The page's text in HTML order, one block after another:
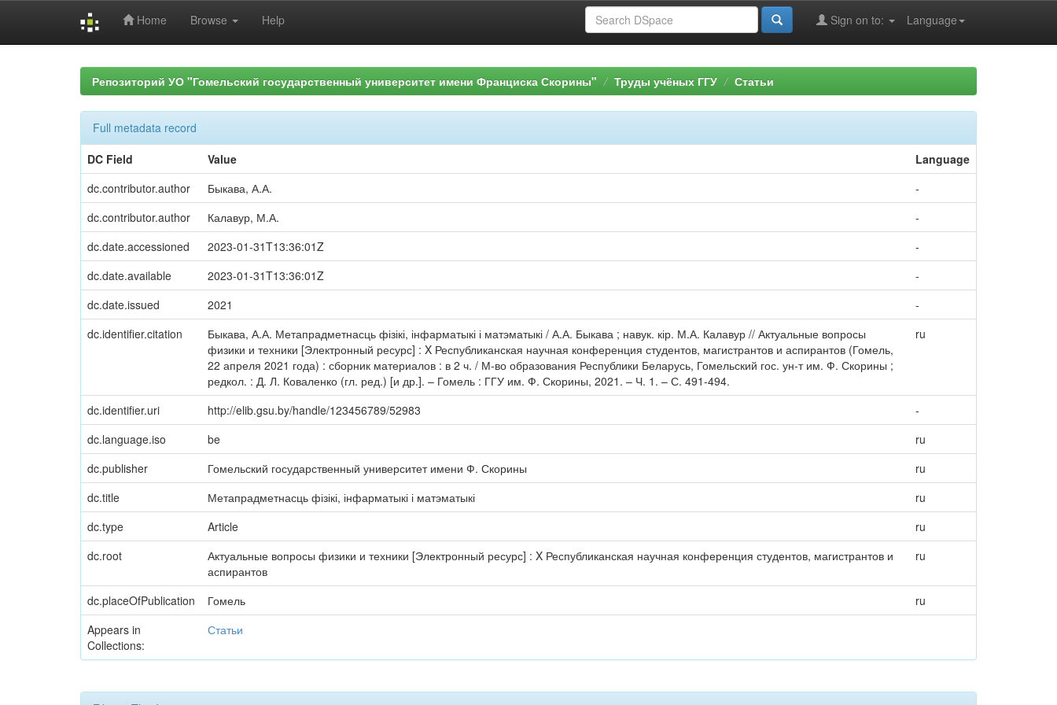
Home Browse Help Language
Sign on to:
Репозиторий УО "Гомельский государственный университет имени Франциска Скорины" Труды учёных ГГУ Статьи
Full metadata record
DC Field
Value
Language
dc.contributor.author
Быкава, А.А.
-
dc.contributor.author
Калавур, М.А.
-
dc.date.accessioned
2023-01-31T13:36:01Z
-
dc.date.available
2023-01-31T13:36:01Z
-
dc.date.issued
2021
-
dc.identifier.citation
Быкава, А.А. Метапрадметнасць фізікі, інфарматыкі і матэматыкі / А.А. Быкава ; навук. кір. М.А. Калавур // Актуальные вопросы
физики и техники [Электронный ресурс] : X Республиканская научная конференция студентов, магистрантов и аспирантов (Гомель,
22 апреля 2021 года) : сборник материалов : в 2 ч. / М-во образования Республики Беларусь, Гомельский гос. ун-т им. Ф. Скорины ;
редкол. : Д. Л. Коваленко (гл. ред.) [и др.]. – Гомель : ГГУ им. Ф. Скорины, 2021. – Ч. 1. – С. 491-494.
ru
dc.identifier.uri http://elib.gsu.by/handle/123456789/52983
-
dc.language.iso
be
ru
dc.publisher
Гомельский государственный университет имени Ф. Скорины
ru
dc.title
Метапрадметнасць фізікі, інфарматыкі і матэматыкі
ru
dc.type
Article
ru
dc.root
Актуальные вопросы физики и техники [Электронный ресурс] : X Республиканская научная конференция студентов, магистрантов и
аспирантов
ru
dc.placeOfPublication Гомель
ru
Appears in
Collections:
Статьи